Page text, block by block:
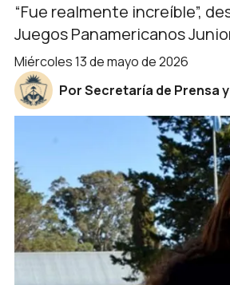
“Fue realmente increíble”,
Juegos Panamericanos
miércoles 13 de mayo de 2026
Por Secretaría de Prensa